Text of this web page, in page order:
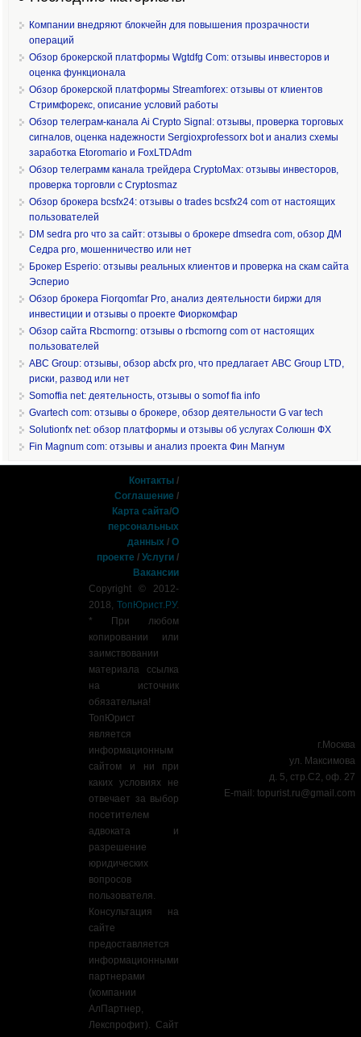
Компании внедряют блокчейн для повышения прозрачности
операций
Обзор брокерской платформы Wgtdfg Com: отзывы инвесторов и
оценка функционала
Обзор брокерской платформы Streamforex: отзывы от клиентов
Стримфорекс, описание условий работы
Обзор телеграм-канала Ai Crypto Signal: отзывы, проверка торговых
сигналов, оценка надежности Sergioxprofessorx bot и анализ схемы
заработка Etoromario и FoxLTDAdm
Обзор телеграмм канала трейдера CryptoMax: отзывы инвесторов,
проверка торговли с Cryptosmaz
Обзор брокера bcsfx24: отзывы о trades bcsfx24 com от настоящих
пользователей
DM sedra pro что за сайт: отзывы о брокере dmsedra com, обзор ДМ
Седра pro, мошенничество или нет
Брокер Esperio: отзывы реальных клиентов и проверка на скам сайта
Эсперио
Обзор брокера Fiorqomfar Pro, анализ деятельности биржи для
инвестиции и отзывы о проекте Фиоркомфар
Обзор сайта Rbcmorng: отзывы о rbcmorng com от настоящих
пользователей
ABC Group: отзывы, обзор abcfx pro, что предлагает ABC Group LTD,
риски, развод или нет
Somoffia net: деятельность, отзывы о somof fia info
Gvartech com: отзывы о брокере, обзор деятельности G var tech
Solutionfx net: обзор платформы и отзывы об услугах Солюшн ФХ
Fin Magnum com: отзывы и анализ проекта Фин Магнум
Контакты /
Соглашение /
Карта сайта/О
персональных
данных /О
проекте /Услуги /
Вакансии
Copyright © 2012-
2018,ТопЮрист.РУ.
* При любом
копировании или
заимствовании
материала ссылка
на источник
обязательна!
ТопЮрист
является
информационным
сайтом и ни при
каких условиях не
отвечает за выбор
посетителем
адвоката и
разрешение
юридических
вопросов
пользователя.
Консультация на
сайте
предоставляется
информационными
партнерами
(компании
АлПартнер,
Лекспрофит). Сайт
г.Москва
ул. Максимова
д. 5, стр.С2, оф. 27
E-mail:topurist.ru@gmail.com